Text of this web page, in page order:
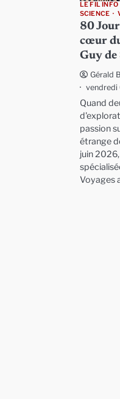
LE FIL INFO
SCIENCE
80
cœur
Guy
Gérald
vendredi
Quand
passion
étrange
juin
Voyages